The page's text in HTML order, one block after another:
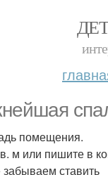
помещения.
м или пишите в
ставить